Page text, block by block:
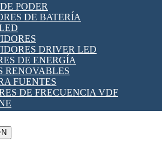
DE CABLE
IOT
WIFI
CELULAR
REDES
PODER
DE BATERÍA
DRIVER LED
DE ENERGÍA
RENOVABLES
FUENTES
DE FRECUENCIA VDF